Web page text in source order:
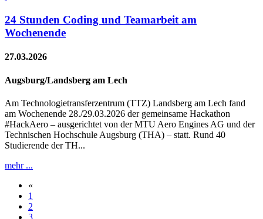
24 Stunden Coding und Teamarbeit am
Wochenende
27.03.2026
Augsburg/Landsberg am Lech
Am Technologietransferzentrum (TTZ) Landsberg am Lech fand
am Wochenende 28./29.03.2026 der gemeinsame Hackathon
#HackAero – ausgerichtet von der MTU Aero Engines AG und der
Technischen Hochschule Augsburg (THA) – statt. Rund 40
Studierende der TH...
mehr ...
«
1
2
3